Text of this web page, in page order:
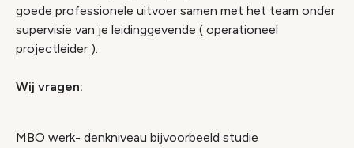
goede professionele uitvoer samen met het team onder
supervisie van je leidinggevende ( operationeel
projectleider ).
Wij vragen:
MBO werk- denkniveau bijvoorbeeld studie